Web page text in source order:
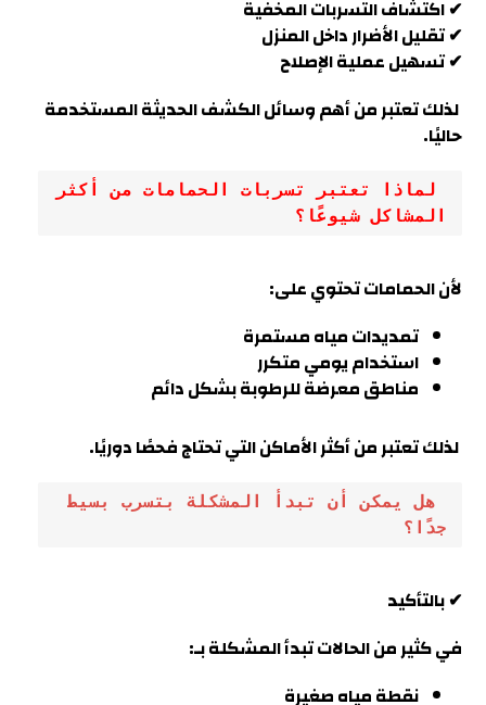
✔ اكتشاف التسربات المخفية
✔ تقليل الأضرار داخل المنزل
✔ تسهيل عملية الإصلاح
لذلك تعتبر من أهم وسائل الكشف الحديثة المستخدمة
حاليًا.
المشاكل شيوعًا؟
لأن الحمامات تحتوي على:
تمديدات مياه مستمرة
استخدام يومي متكرر
مناطق معرضة للرطوبة بشكل دائم
لذلك تعتبر من أكثر الأماكن التي تحتاج فحصًا دوريًا.
جدًا؟
✔ بالتأكيد
في كثير من الحالات تبدأ المشكلة بـ:
نقطة مياه صغيرة